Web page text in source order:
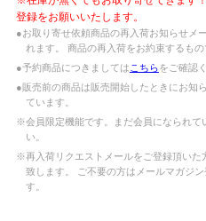
登録をお願いいたします。
●お取り寄せ依頼商品の再入荷お知らせメ
れます。 商品の再入荷をお約束するも
●予約商品につきましては こちらをご確認
●販売前の商品は販売開始したときにお知
ています。
※会員限定機能です。まだ会員になられて
い。
※再入荷リクエストメールをご登録頂いた
致します。 ご不要の方はメールマガジ
す。